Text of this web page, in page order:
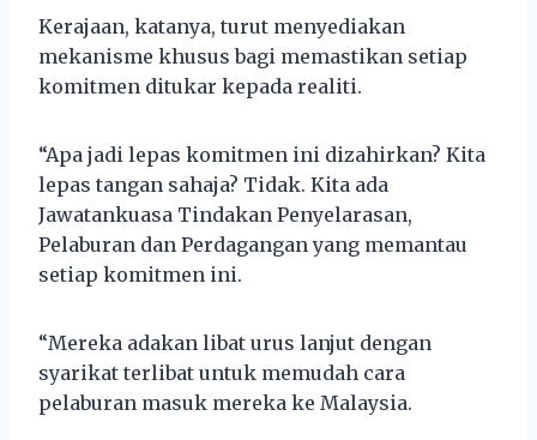
Kerajaan, katanya, turut menyediakan
mekanisme khusus bagi memastikan setiap
komitmen ditukar kepada realiti.
“Apa jadi lepas komitmen ini dizahirkan? Kita
lepas tangan sahaja? Tidak. Kita ada
Jawatankuasa Tindakan Penyelarasan,
Pelaburan dan Perdagangan yang memantau
setiap komitmen ini.
“Mereka adakan libat urus lanjut dengan
syarikat terlibat untuk memudah cara
pelaburan masuk mereka ke Malaysia.